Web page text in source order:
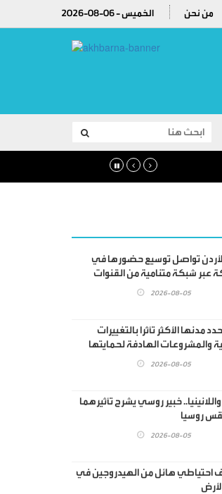
2026-08-06 - الخميس من نحن
تواصل توسيع حضورها في
عبر شبكة متنامية من القنوات
وتفتتح فرعاً جديداً في الصويفية
2026-08-05
مدنها الأكثر تأثرا بالتغييرات
والمشروعات الهادفة لحمايتها
2026-08-05
واللانينيا.. خبير روسي يشرح تأثيرهما
روسيا
2026-08-05
احتياطي هائل من الهيدروجين في